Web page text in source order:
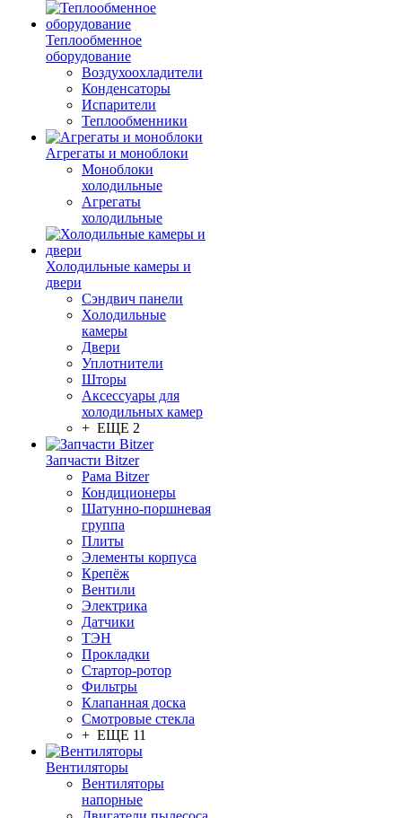
Теплообменное
оборудование
Воздухоохладители
Конденсаторы
Испарители
Теплообменники
Агрегаты и моноблоки
Моноблоки
холодильные
Агрегаты
холодильные
Холодильные камеры и
двери
Сэндвич панели
Холодильные
камеры
Двери
Уплотнители
Шторы
Аксессуары для
холодильных камер
+ ЕЩЕ 2
Запчасти Bitzer
Рама Bitzer
Кондиционеры
Шатунно-поршневая
группа
Плиты
Элементы корпуса
Крепёж
Вентили
Электрика
Датчики
ТЭН
Прокладки
Стартор-ротор
Фильтры
Клапанная доска
Смотровые стекла
+ ЕЩЕ 11
Вентиляторы
Вентиляторы
напорные